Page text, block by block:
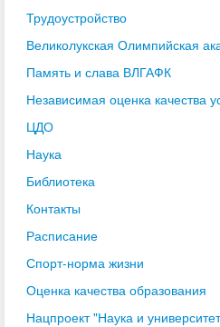
Трудоустройство
Великолукская Олимпийская
Память и слава ВЛГАФК
Независимая оценка качества
ЦДО
Наука
Библиотека
Контакты
Расписание
Спорт-норма жизни
Оценка качества образования
Нацпроект "Наука и